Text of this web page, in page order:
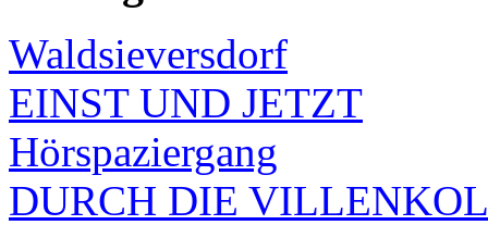
Waldsieversdorf
EINST UND JETZT
Hörspaziergang
DURCH DIE